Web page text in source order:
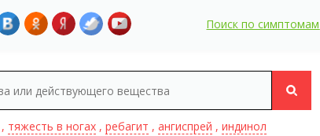
Поиск по симптомам
тяжесть в ногах, ребагит , ангиспрей , индинол